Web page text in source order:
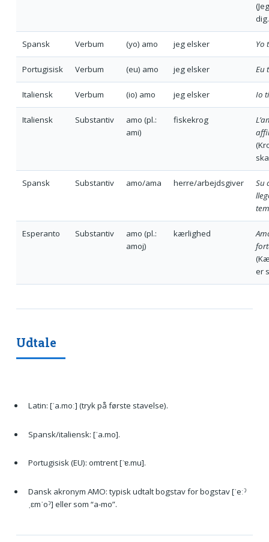
Spansk Verbum (yo) amo jeg elsker Yo
Portugisisk Verbum (eu) amo jeg elsker Eu
Italiensk Verbum (io) amo jeg elsker Io
Italiensk Substantiv
amo (pl.:
ami)
fiskekrog
Spansk Substantiv amo/ama herre/arbejdsgiver
Su
Esperanto Substantiv
amo (pl.:
amoj)
kærlighed
er
Udtale
Latin: [ˈa.moː] (tryk på første stavelse).
Spansk/italiensk: [ˈa.mo].
Portugisisk (EU): omtrent [ˈɐ.mu].
Dansk akronym AMO: typisk udtalt bogstav for bogstav [ˈeːˀ
ˌɛmˈoˀ] eller som “a-mo”.